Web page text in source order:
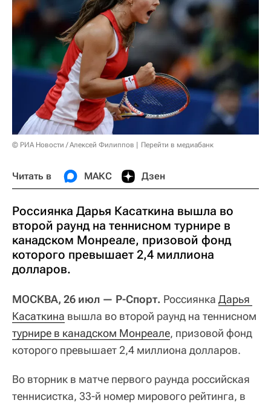
© РИА Новости / Алексей Филиппов Перейти в медиабанк
Читать в МАКС Дзен
Россиянка Дарья Касаткина вышла во
второй раунд на теннисном турнире в
канадском Монреале, призовой фонд
которого превышает 2,4 миллиона
долларов.
МОСКВА, 26 июл — Р-Спорт. Россиянка Дарья
Касаткина вышла во второй раунд на теннисном
турнире в канадском Монреале, призовой фонд
которого превышает 2,4 миллиона долларов.
Во вторник в матче первого раунда российская
теннисистка, 33-й номер мирового рейтинга, в